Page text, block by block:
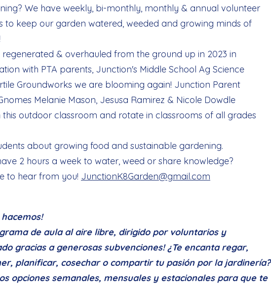
We have weekly, bi-monthly, monthly & annual volunteer
to keep our garden watered, weeded and growing minds of
& overhauled from the ground up in 2023 in
with PTA parents, Junction's Middle School Ag Science
Groundworks we are blooming again! Junction Parent
Melanie Mason, Jesusa Ramirez & Nicole Dowdle
this outdoor classroom and rotate in classrooms of all grades
about growing food and sustainable gardening.
2 hours a week to water, weed or share knowledge?
to hear from you! JunctionK8Garden@gmail.com
hacemos!
de aula al aire libre, dirigido por voluntarios y
gracias a generosas subvenciones! ¿Te encanta regar,
planificar, cosechar o compartir tu pasión por la jardinería?
opciones semanales, mensuales y estacionales para que te